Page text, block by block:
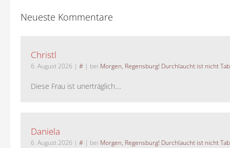
Neueste Kommentare
Christl
6. August 2026 | # | bei Morgen, Regensburg! Durchlaucht ist nicht
Diese Frau ist unerträglich....
Daniela
6. August 2026 | # | bei Morgen, Regensburg! Durchlaucht ist nicht